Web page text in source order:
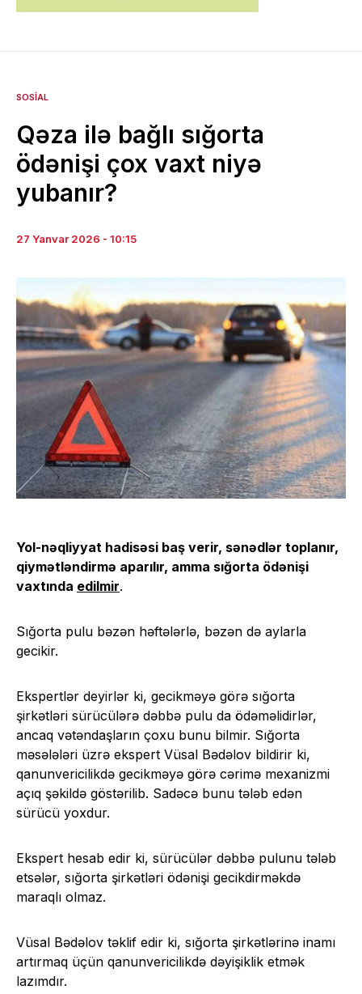
SOSIAL
Qəza ilə bağlı sığorta
ödənişi çox vaxt niyə
yubanır?
27 Yanvar 2026 - 10:15
Yol-nəqliyyat hadisəsi baş verir, sənədlər toplanır,
qiymətləndirmə aparılır, amma sığorta ödənişi
vaxtında edilmir.
Sığorta pulu bəzən həftələrlə, bəzən də aylarla
gecikir.
Ekspertlər deyirlər ki, gecikməyə görə sığorta
şirkətləri sürücülərə dəbbə pulu da ödəməlidirlər,
ancaq vətəndaşların çoxu bunu bilmir. Sığorta
məsələləri üzrə ekspert Vüsal Bədəlov bildirir ki,
qanunvericilikdə gecikməyə görə cərimə mexanizmi
açıq şəkildə göstərilib. Sadəcə bunu tələb edən
sürücü yoxdur.
Ekspert hesab edir ki, sürücülər dəbbə pulunu tələb
etsələr, sığorta şirkətləri ödənişi gecikdirməkdə
maraqlı olmaz.
Vüsal Bədəlov təklif edir ki, sığorta şirkətlərinə inamı
artırmaq üçün qanunvericilikdə dəyişiklik etmək
lazımdır.